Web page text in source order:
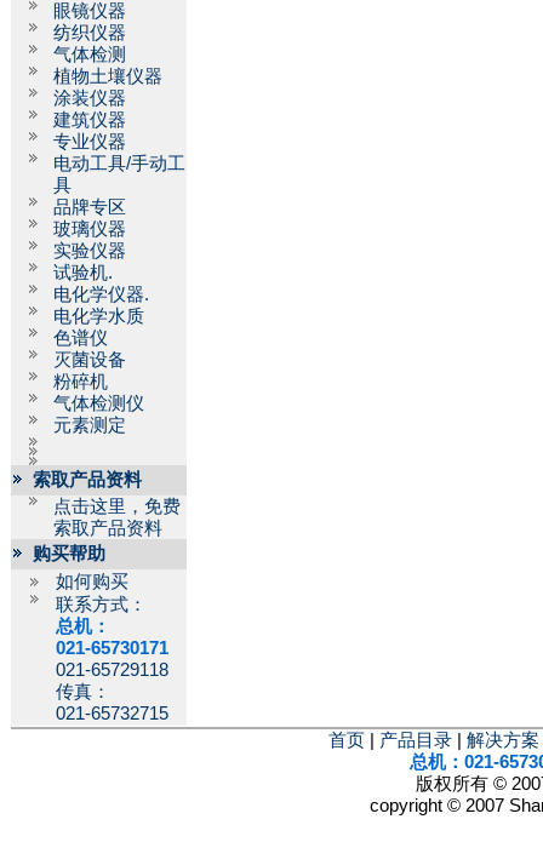
眼镜仪器
纺织仪器
气体检测
植物土壤仪器
涂装仪器
建筑仪器
专业仪器
电动工具/手动工
具
品牌专区
玻璃仪器
实验仪器
试验机.
电化学仪器.
电化学水质
色谱仪
灭菌设备
粉碎机
气体检测仪
元素测定
索取产品资料
点击这里，免费
索取产品资料
购买帮助
如何购买
联系方式：
总机：
021-65730171
021-65729118
传真：
021-65732715
首页 产品目录 解决方案
总机：021-
版权所有 ©
copyright © 2007